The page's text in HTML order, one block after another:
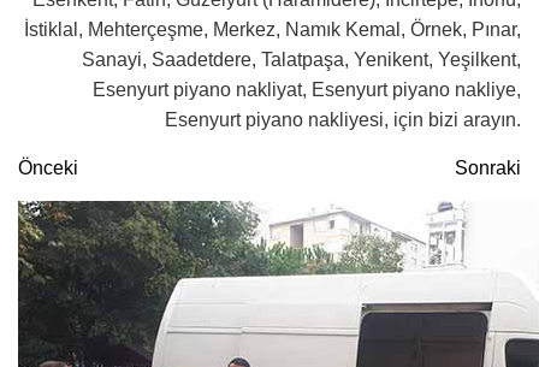
İstiklal, Mehterçeşme, Merkez, Namık Kemal, Örnek, Pınar,
Sanayi, Saadetdere, Talatpaşa, Yenikent, Yeşilkent,
Esenyurt piyano nakliyat, Esenyurt piyano nakliye,
Esenyurt piyano nakliyesi, için bizi arayın.
Önceki Sonraki